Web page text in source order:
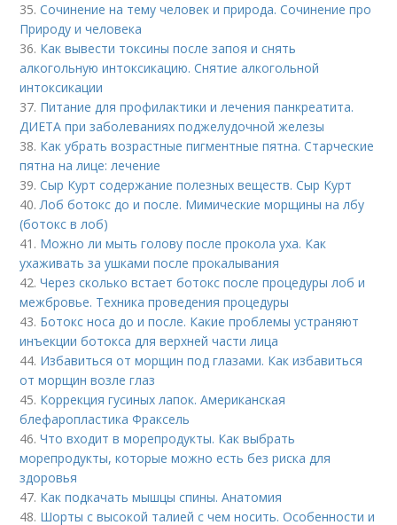
35.Сочинение на тему человек и природа. Сочинение про
Природу и человека
36. Как вывести токсины после запоя и снять
алкогольную интоксикацию. Снятие алкогольной
интоксикации
37. Питание для профилактики и лечения панкреатита.
ДИЕТА при заболеваниях поджелудочной железы
38. Как убрать возрастные пигментные пятна. Старческие
пятна на лице: лечение
39.Сыр Курт содержание полезных веществ. Сыр Курт
40.Лоб ботокс до и после. Мимические морщины на лбу
(ботокс в лоб)
41. Можно ли мыть голову после прокола уха. Как
ухаживать за ушками после прокалывания
42.Через сколько встает ботокс после процедуры лоб и
межбровье. Техника проведения процедуры
43. Ботокс носа до и после. Какие проблемы устраняют
инъекции ботокса для верхней части лица
44. Избавиться от морщин под глазами. Как избавиться
от морщин возле глаз
45. Коррекция гусиных лапок. Американская
блефаропластика Фраксель
46.Что входит в морепродукты. Как выбрать
морепродукты, которые можно есть без риска для
здоровья
47. Как подкачать мышцы спины. Анатомия
48. Шорты с высокой талией с чем носить. Особенности и